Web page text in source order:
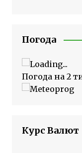
Погода
Погода на 2
Курс Валют